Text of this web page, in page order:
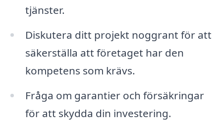
tjänster.
Diskutera ditt projekt noggrant för att
säkerställa att företaget har den
kompetens som krävs.
Fråga om garantier och försäkringar
för att skydda din investering.